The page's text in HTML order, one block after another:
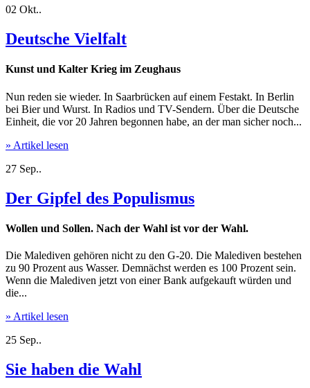
02 Okt..
Deutsche Vielfalt
Kunst und Kalter Krieg im Zeughaus
Nun reden sie wieder. In Saarbrücken auf einem Festakt. In Berlin
bei Bier und Wurst. In Radios und TV-Sendern. Über die Deutsche
Einheit, die vor 20 Jahren begonnen habe, an der man sicher noch...
» Artikel lesen
27 Sep..
Der Gipfel des Populismus
Wollen und Sollen. Nach der Wahl ist vor der Wahl.
Die Malediven gehören nicht zu den G-20. Die Malediven bestehen
zu 90 Prozent aus Wasser. Demnächst werden es 100 Prozent sein.
Wenn die Malediven jetzt von einer Bank aufgekauft würden und
die...
» Artikel lesen
25 Sep..
Sie haben die Wahl